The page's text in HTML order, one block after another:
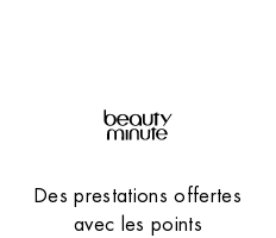
Des prestations offertes
avec les points